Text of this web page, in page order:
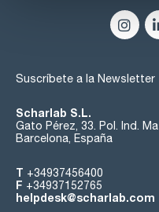
Suscríbete a la Newsletter
Scharlab S.L.
Gato Pérez, 33. Pol. Ind.
Barcelona, España
T +34937456400
F +34937152765
helpdesk@scharlab.com